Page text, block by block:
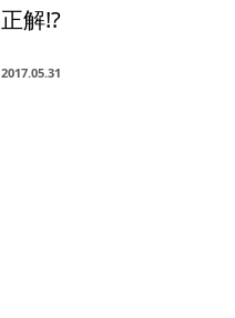
正解!?
2017.05.31